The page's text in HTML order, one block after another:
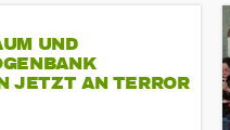
UND
JETZT AN TERROR